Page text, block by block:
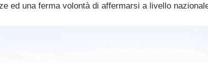
ed una ferma volontà di affermarsi a livello